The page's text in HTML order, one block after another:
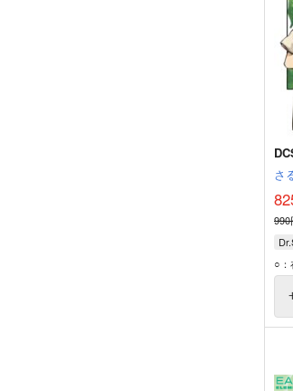
さ
990
○：